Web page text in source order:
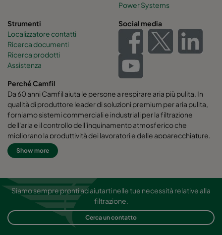
Power Systems
Strumenti
Localizzatore contatti
Ricerca documenti
Ricerca prodotti
Assistenza
Social media
Perché Camfil
Da 60 anni Camfil aiuta le persone a respirare aria più pulita. In
qualità di produttore leader di soluzioni premium per aria pulita,
forniamo sistemi commerciali e industriali per la filtrazione
dell'aria e il controllo dell'inquinamento atmosferico che
migliorano la produttività dei lavoratori e delle apparecchiature,
riducono al minimo l'uso di energia e favoriscono la salute umana
e l'ambiente. Crediamo fermamente che le migliori soluzioni per
pianeta. Ecco perché in ogni fase del processo, dalla
progettazione alla consegna e attraverso l'intero ciclo di vita del
prodotto, consideriamo l'impatto di ciò che facciamo sulle
persone e sul mondo che ci circonda. Attraverso un nuovo
approccio alla risoluzione dei problemi, un design innovativo, un
controllo preciso del processo e una forte attenzione al cliente,
Show more
Siamo sempre pronti ad aiutarti nelle tue necessità relative alla
filtrazione.
Cerca un contatto